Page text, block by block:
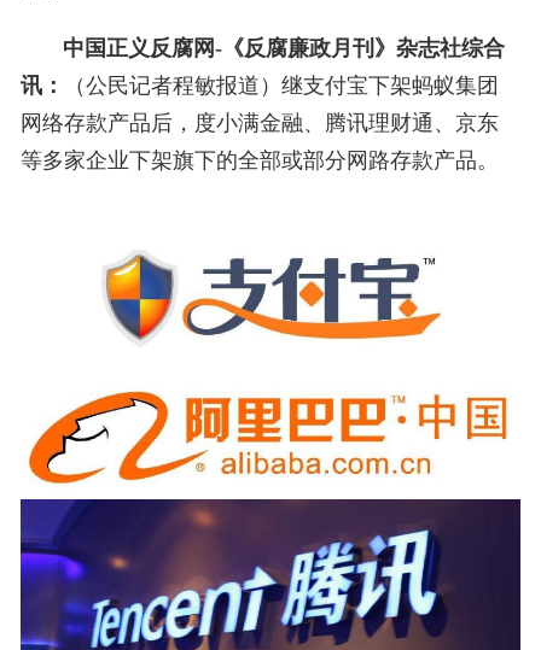
中国正义反腐网-《反腐廉政月刊》杂志社综合
讯：
（公民记者程敏报道）继支付宝下架蚂蚁集团
网络存款产品后，度小满金融、腾讯理财通、京东
等多家企业下架旗下的全部或部分网路存款产品。